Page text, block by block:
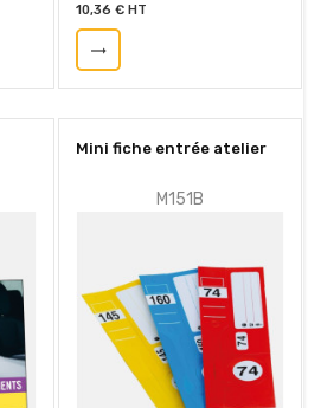
10,36 € HT
trending_flat
Mini fiche entrée atelier
M151B